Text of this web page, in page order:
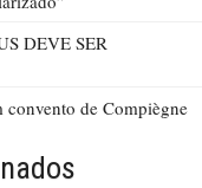
DEVE SER
convento de Compiègne